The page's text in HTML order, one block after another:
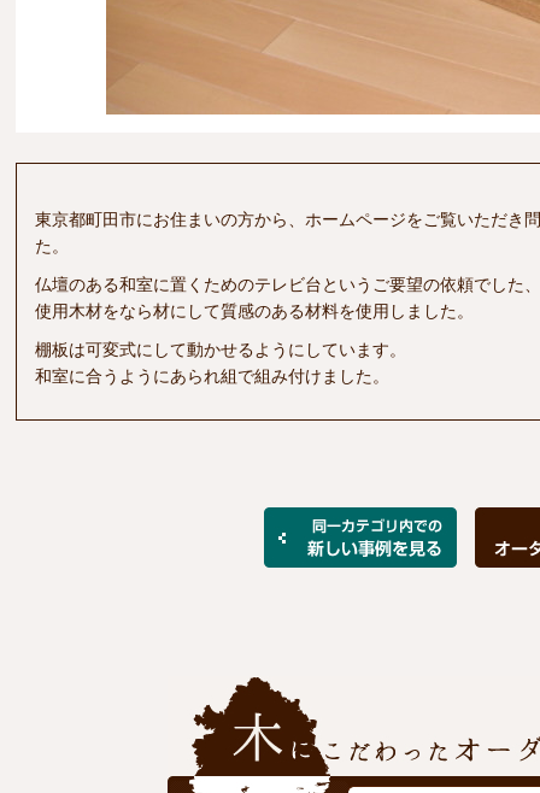
東京都町田市にお住まいの方から、ホームページをご覧いただき
た。
仏壇のある和室に置くためのテレビ台というご要望の依頼でした、
使用木材をなら材にして質感のある材料を使用しました。
棚板は可変式にして動かせるようにしています。
和室に合うようにあられ組で組み付けました。